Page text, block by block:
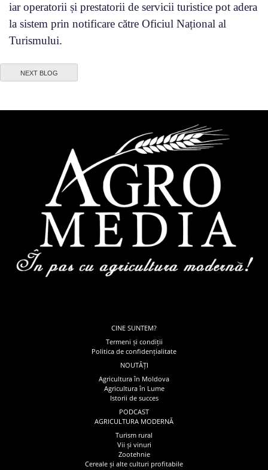
iar operatorii și prestatorii de servicii turistice pot adera
la sistem prin notificare către Oficiul Național al
Turismului.
NEXT BLOG
CINE SUNTEM?
Termeni și condiții
Politica de confidențialitate
NOUTĂȚI
Agricultura în Moldova
Agricultura în Lume
Istorii de succes
PODCAST
AGRICULTURA MODERNĂ
Turism rural
Vii și vinuri
Zootehnie
Cereale și alte culturi profitabile